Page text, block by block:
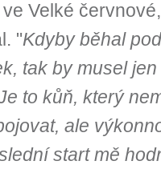
Velké
"Kdyby běhal
tak by musel
to kůň, který
ale
start mě